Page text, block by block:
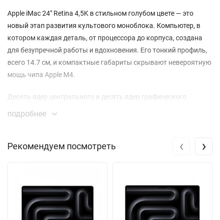
Apple iMac 24" Retina 4,5K в стильном голубом цвете — это
новый этап развития культового моноблока. Компьютер, в
котором каждая деталь, от процессора до корпуса, создана
для безупречной работы и вдохновения. Его тонкий профиль,
всего 14.7 см, и компактные габариты скрывают невероятную
мощь чипа Apple M4.
Десять ядер центрального и десять ядер графического
процессора в связке с 16-ядерным Neural Engine обеспечивают
работать с 16 ГБ оперативной памяти и быстрым 256-
Главное украшение iMac — это 24-дюймовый экран Retina 4,5K.
С разрешением 4880x2520 и невероятной плотностью
пикселей 218 ppi изображение выглядит абсолютно живым.
подробнее
Рекомендуем посмотреть ‹ ›